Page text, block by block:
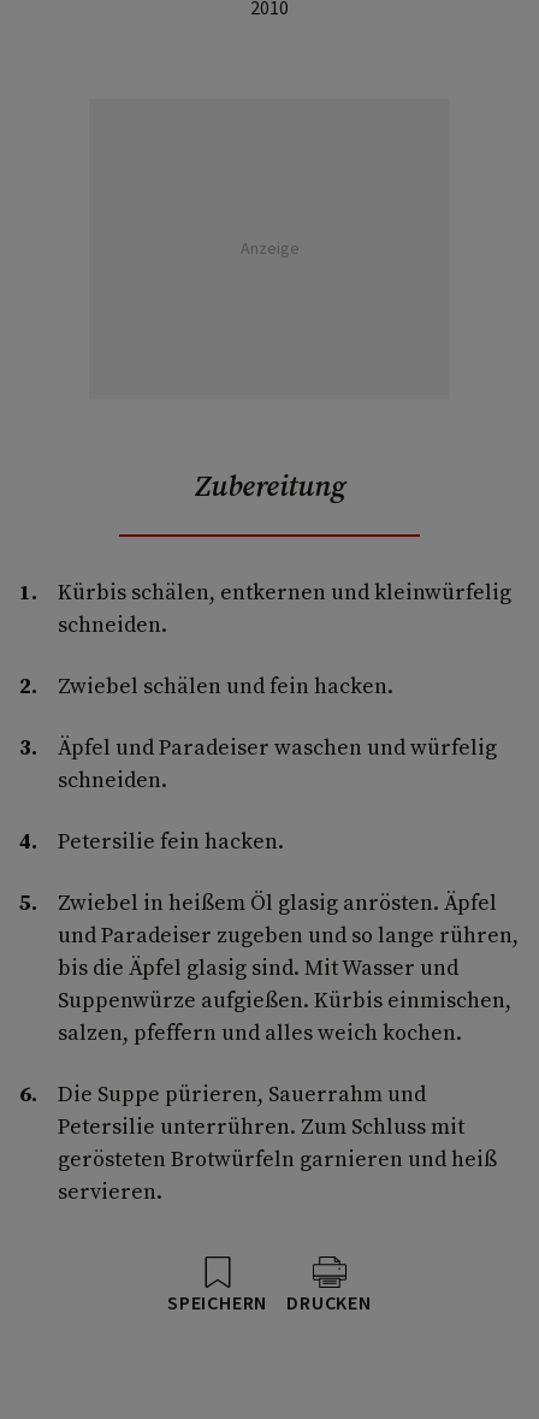
2010
Anzeige
Zubereitung
Kürbis schälen, entkernen und kleinwürfelig
schneiden.
Zwiebel schälen und fein hacken.
Äpfel und Paradeiser waschen und würfelig
schneiden.
Petersilie fein hacken.
Zwiebel in heißem Öl glasig anrösten. Äpfel
und Paradeiser zugeben und so lange rühren,
bis die Äpfel glasig sind. Mit Wasser und
Suppenwürze aufgießen. Kürbis einmischen,
salzen, pfeffern und alles weich kochen.
Die Suppe pürieren, Sauerrahm und
Petersilie unterrühren. Zum Schluss mit
gerösteten Brotwürfeln garnieren und heiß
servieren.
SPEICHERN DRUCKEN